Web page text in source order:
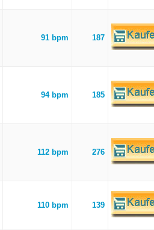
91 bpm 187
94 bpm 185
112 bpm 276
110 bpm 139